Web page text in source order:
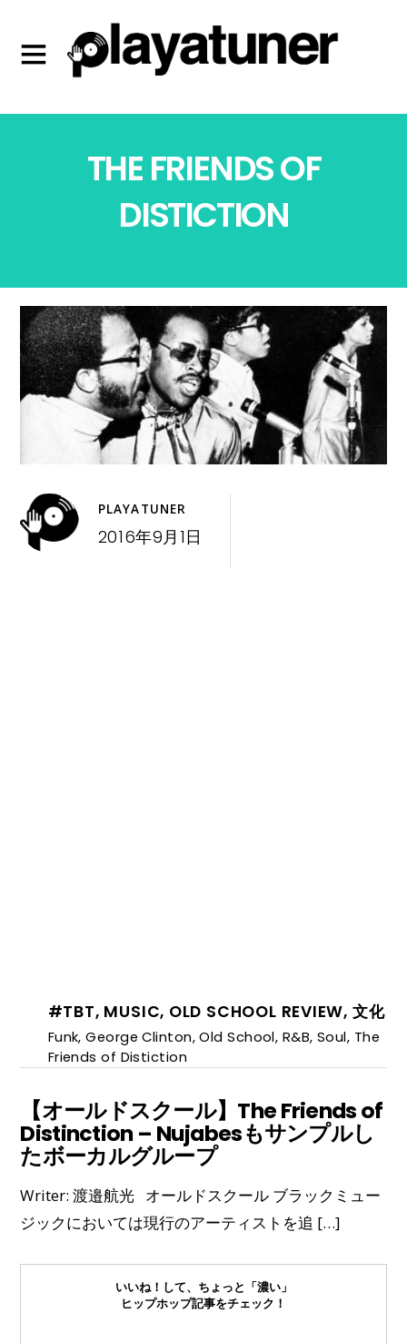
THE FRIENDS OF
DISTICTION
PLAYATUNER
2016年9月1日
#TBT, MUSIC, OLD SCHOOL REVIEW, 文化
Funk,George Clinton,Old School, R&B, Soul, The
Friends of Distiction
【オールドスクール】The Friends of
Distinction – Nujabesもサンプルし
たボーカルグループ
Writer: 渡邉航光 オールドスクール ブラックミュー
ジックにおいては現行のアーティストを追 […]
いいね！して、ちょっと「濃い」
ヒップホップ記事をチェック！